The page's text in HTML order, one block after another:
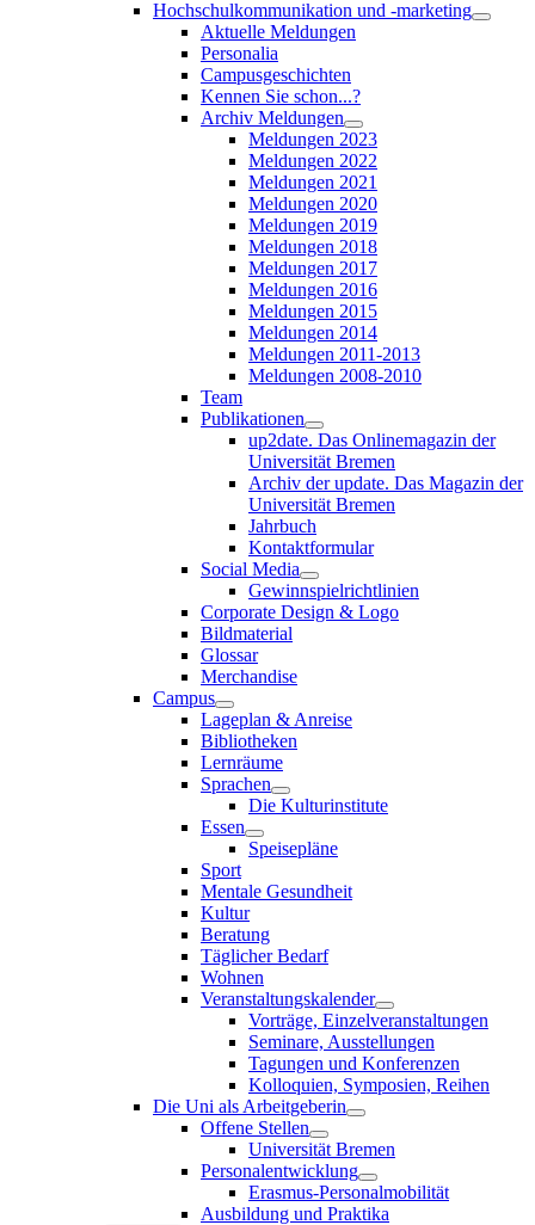
Hochschulkommunikation und -marketing
Aktuelle Meldungen
Personalia
Campusgeschichten
Kennen Sie schon...?
Archiv Meldungen
Meldungen 2023
Meldungen 2022
Meldungen 2021
Meldungen 2020
Meldungen 2019
Meldungen 2018
Meldungen 2017
Meldungen 2016
Meldungen 2015
Meldungen 2014
Meldungen 2011-2013
Meldungen 2008-2010
Team
Publikationen
up2date. Das Onlinemagazin der
Universität Bremen
Archiv der update. Das Magazin der
Universität Bremen
Jahrbuch
Kontaktformular
Social Media
Gewinnspielrichtlinien
Corporate Design & Logo
Bildmaterial
Glossar
Merchandise
Campus
Lageplan & Anreise
Bibliotheken
Lernräume
Sprachen
Die Kulturinstitute
Essen
Speisepläne
Sport
Mentale Gesundheit
Kultur
Beratung
Täglicher Bedarf
Wohnen
Veranstaltungskalender
Vorträge, Einzelveranstaltungen
Seminare, Ausstellungen
Tagungen und Konferenzen
Kolloquien, Symposien, Reihen
Die Uni als Arbeitgeberin
Offene Stellen
Universität Bremen
Personalentwicklung
Erasmus-Personalmobilität
Ausbildung und Praktika